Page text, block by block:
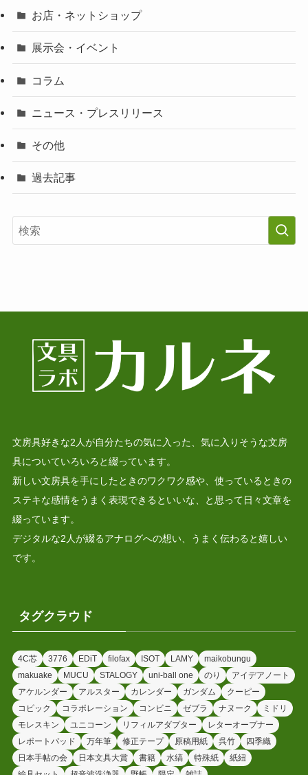
お店・ネットショップ
展示会・イベント
コラム
ニュース・プレスリリース
その他
過去記事
文房具好きな2人が自分たちの気に入った、気に入りそうな文房
具についていろいろと綴っています。
新しい文房具を手にしたときのワクワク感や、使っているときの
ステキな感情をうまく表現できるといいな、と思って日々文章を
綴っています。
デジタルな2人が綴るアナログへの想い、うまく伝わると嬉しい
です。
タグクラウド
4C芯 3776 EDiT filofax ISOT LAMY
maikobungu
makuake
MUCU STALOGY uni-ball one のり
アイデアノート
アケルンダー
アルスター カレンダー ガンダム
クーピー
コピック
コラボレーション コンビニ ゼブラ ナヌーク
ミドリ
モレスキン
ユニコーン リフィルアダプター
レターオープナー
レポートパッド
万年筆 修正テープ 原稿用紙 呉竹
四季織
日本手帖の会
日本文具大賞 書籍 水縞 特殊紙
紙紐